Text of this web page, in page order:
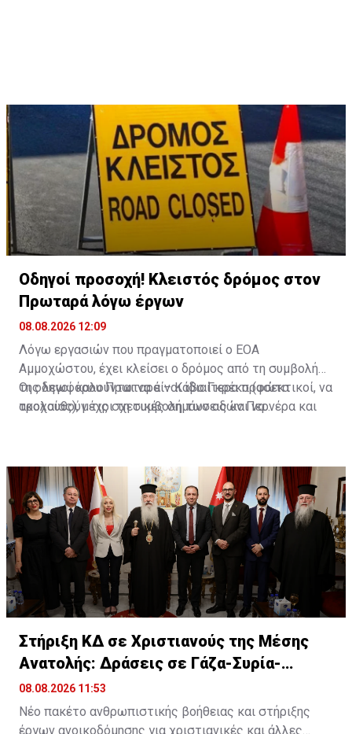
Οδηγοί προσοχή! Κλειστός δρόμος στον
Πρωταρά λόγω έργων
08.08.2026 12:09
Λόγω εργασιών που πραγματοποιεί ο ΕΟΑ
Αμμοχώστου, έχει κλείσει ο δρόμος από τη συμβολή
της λεωφόρου Πρωταρά – Κάβο Γκρέκο (φώτα
τροχαίας), μέχρι τη συμβολή των οδών Περνέρα και
Οι οδηγοί καλούνται να είναι ιδιαίτερα προσεκτικοί, να
ακολουθούν τις σχετικές σημάνσεις και να
Στήριξη ΚΔ σε Χριστιανούς της Μέσης
Ανατολής: Δράσεις σε Γάζα-Συρία-
Ιορδανία
08.08.2026 11:53
Νέο πακέτο ανθρωπιστικής βοήθειας και στήριξης
έργων ανοικοδόμησης για χριστιανικές και άλλες